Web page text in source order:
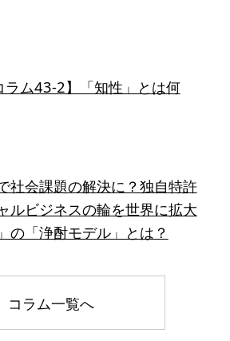
ラム43-2】「知性」とは何
社会課題の解決に？独自特許
ルビジネスの輪を世界に拡大
の「浄酎モデル」とは？
コラム一覧へ